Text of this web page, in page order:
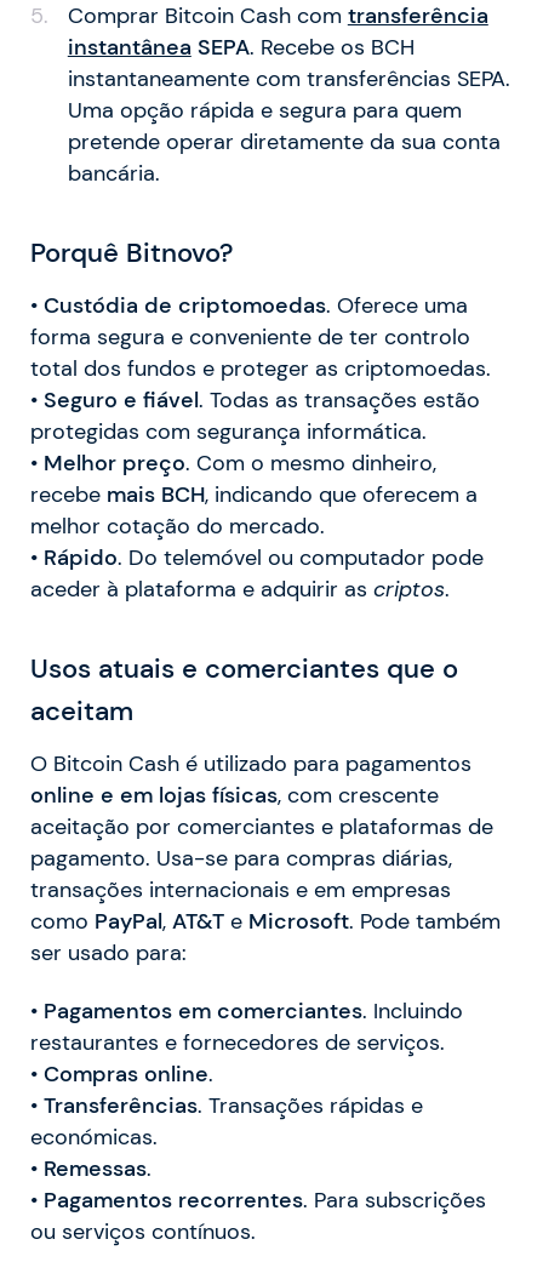
Comprar Bitcoin Cash com transferência
instantânea SEPA. Recebe os BCH
instantaneamente com transferências SEPA.
Uma opção rápida e segura para quem
pretende operar diretamente da sua conta
bancária.
Porquê Bitnovo?
• Custódia de criptomoedas. Oferece uma
forma segura e conveniente de ter controlo
total dos fundos e proteger as criptomoedas.
• Seguro e fiável. Todas as transações estão
protegidas com segurança informática.
• Melhor preço. Com o mesmo dinheiro,
recebe mais BCH, indicando que oferecem a
melhor cotação do mercado.
• Rápido. Do telemóvel ou computador pode
aceder à plataforma e adquirir as criptos.
Usos atuais e comerciantes que o
aceitam
O Bitcoin Cash é utilizado para pagamentos
online e em lojas físicas, com crescente
aceitação por comerciantes e plataformas de
pagamento. Usa-se para compras diárias,
transações internacionais e em empresas
como PayPal, AT&T e Microsoft. Pode também
ser usado para:
• Pagamentos em comerciantes. Incluindo
restaurantes e fornecedores de serviços.
• Compras online.
• Transferências. Transações rápidas e
económicas.
• Remessas.
• Pagamentos recorrentes. Para subscrições
ou serviços contínuos.